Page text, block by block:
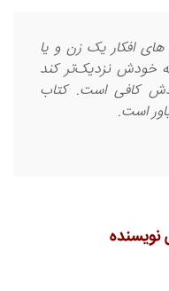
افکار یک زن و یا
خودش نزدیک‌تر کند
کافی است. کتاب
است.